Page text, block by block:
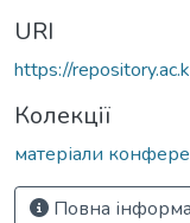
URI
https://
Колекції
матеріали
Повна